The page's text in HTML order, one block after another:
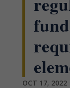
OCT 17, 2022